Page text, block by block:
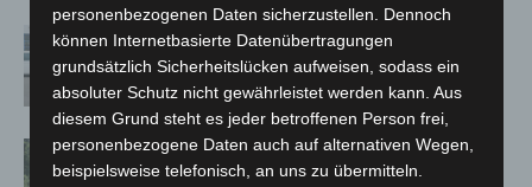
Niedersachsen: Feuerwehrkräfte
kehren nach Waldbrandeinsatz aus
Spanien zurück
Brand im „Haus der Begegnung“ in
Neuwarmbüchen schnell eingedämmt
personenbezogenen Daten sicherzustellen. Dennoch
können Internetbasierte Datenübertragungen
grundsätzlich Sicherheitslücken aufweisen, sodass ein
absoluter Schutz nicht gewährleistet werden kann. Aus
diesem Grund steht es jeder betroffenen Person frei,
personenbezogene Daten auch auf alternativen Wegen,
beispielsweise telefonisch, an uns zu übermitteln.